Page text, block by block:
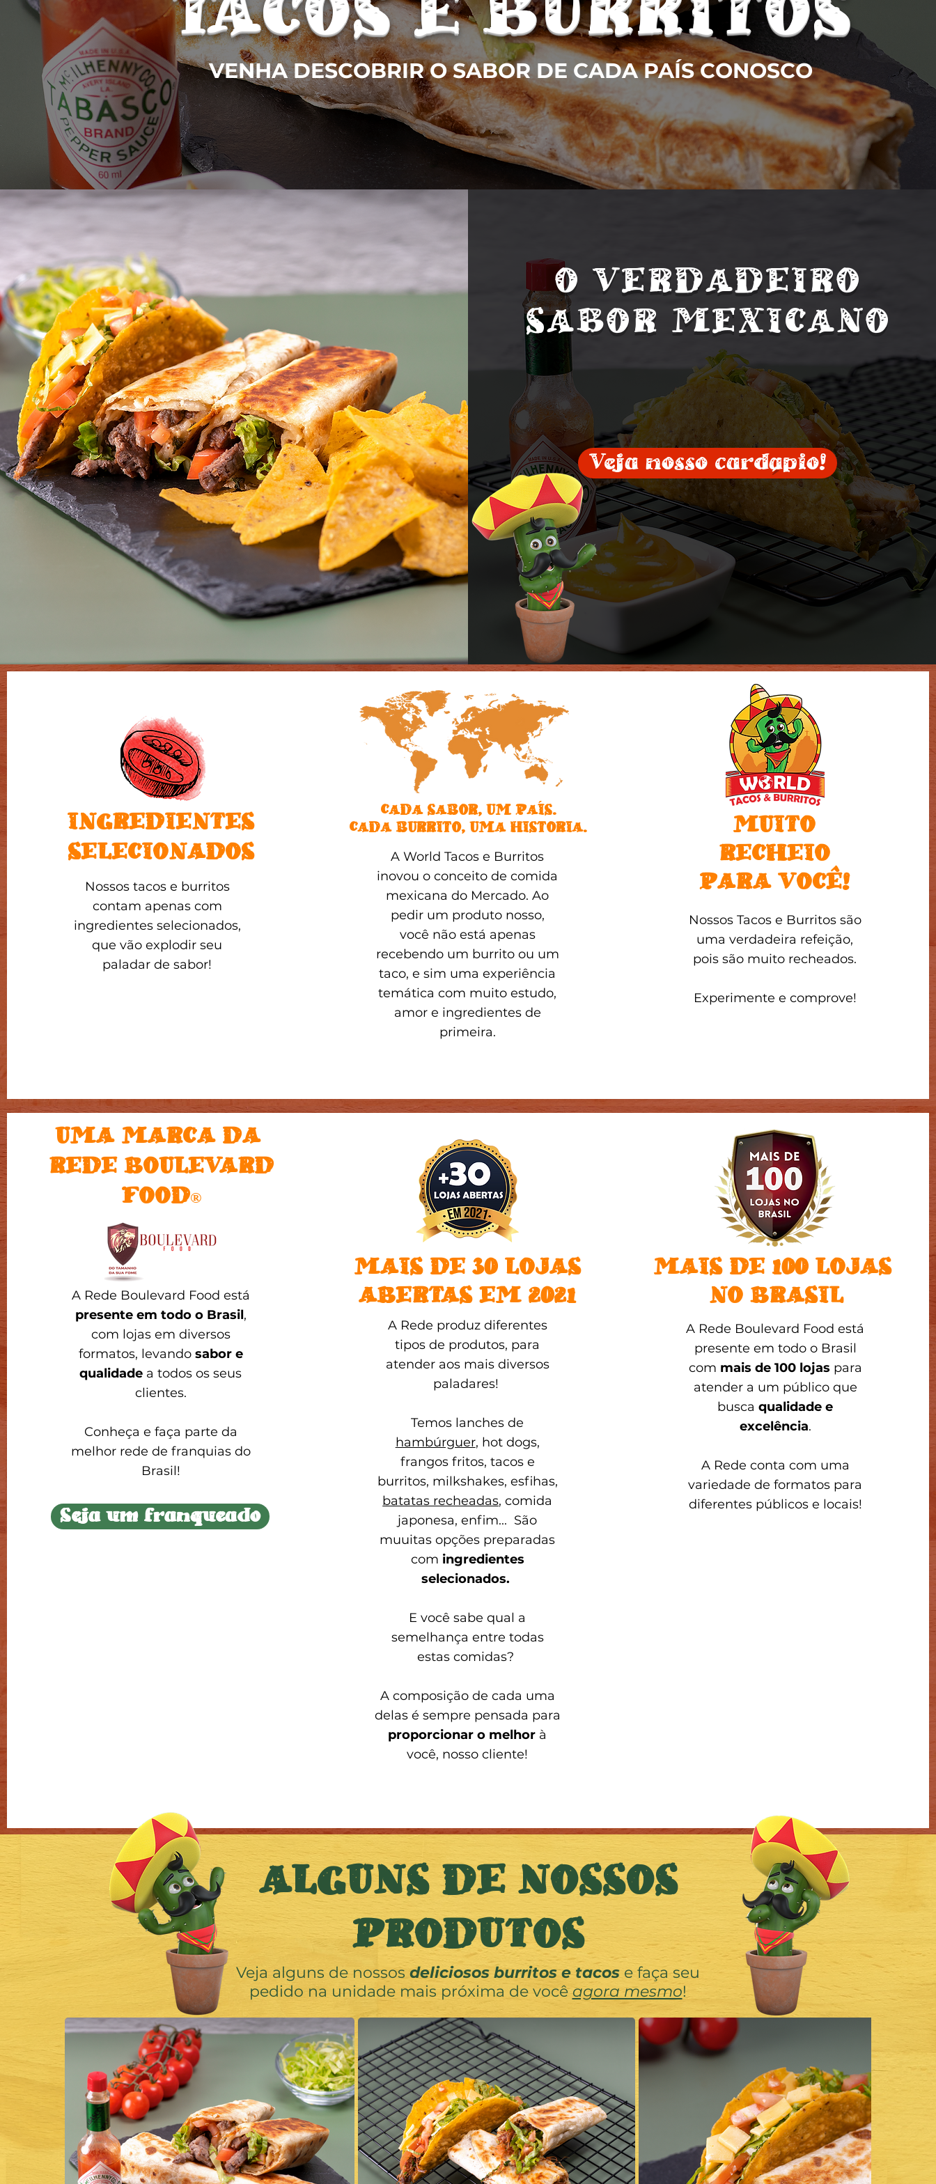
TACOS E BURRITOS
VENHA DESCOBRIR O SABOR DE CADA PAÍS CONOSCO
O VERDADEIRO
SABOR MEXICANO
Veja nosso cardapio!
´
INGREDIENTES
SELECIONADOS
Nossos tacos e burritos
contam apenas com
ingredientes selecionados,
que vão explodir seu
paladar de sabor!
´
CADA SABOR, UM PAIS.
CADA BURRITO, UMA HISTORIA.
A World Tacos e Burritos
inovou o conceito de comida
mexicana do Mercado. Ao
pedir um produto nosso,
você não está apenas
recebendo um burrito ou um
taco, e sim uma experiência
temática com muito estudo,
amor e ingredientes de
primeira.
^
MUITO
RECHEIO
PARA VOCE!
Nossos Tacos e Burritos são
uma verdadeira refeição,
pois são muito recheados.
Experimente e comprove!
A Rede Boulevard Food está
presente em todo o Brasil,
com lojas em diversos
formatos, levando sabor e
qualidade a todos os seus
clientes.
Conheça e faça parte da
melhor rede de franquias do
Brasil!
UMA MARCA DA
REDE BOULEVARD
FOOD®
Seja um franqueado
MAIS DE 30 LOJAS
ABERTAS EM 2021
A Rede produz diferentes
tipos de produtos, para
atender aos mais diversos
paladares!
Temos lanches de
hambúrguer, hot dogs,
frangos fritos, tacos e
burritos, milkshakes, esfihas,
batatas recheadas, comida
japonesa, enfim... São
muuitas opções preparadas
com ingredientes
selecionados.
E você sabe qual a
semelhança entre todas
estas comidas?
A composição de cada uma
delas é sempre pensada para
proporcionar o melhor à
você, nosso cliente!
MAIS DE 100 LOJAS
NO BRASIL
A Rede Boulevard Food está
presente em todo o Brasil
com mais de 100 lojas para
atender a um público que
buscaqualidade e
excelência.
A Rede conta com uma
variedade de formatos para
diferentes públicos e locais!
ALGUNS DE NOSSOS
PRODUTOS
Veja alguns de nossos deliciosos burritos e tacos e faça seu
pedido na unidade mais próxima de vocêagora mesmo!